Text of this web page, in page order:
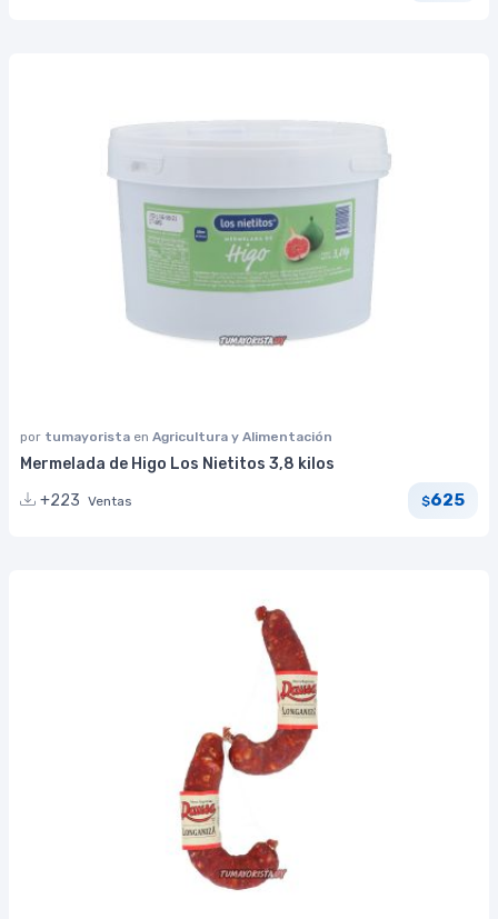
por tumayorista en Agricultura y Alimentación
Mermelada de Higo Los Nietitos 3,8 kilos
+223 Ventas $625